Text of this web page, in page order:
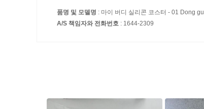
품명 및 모델명 : 마이 버디 실리콘 코스터 - 01 Dong gu
A/S 책임자와 전화번호 : 1644-2309